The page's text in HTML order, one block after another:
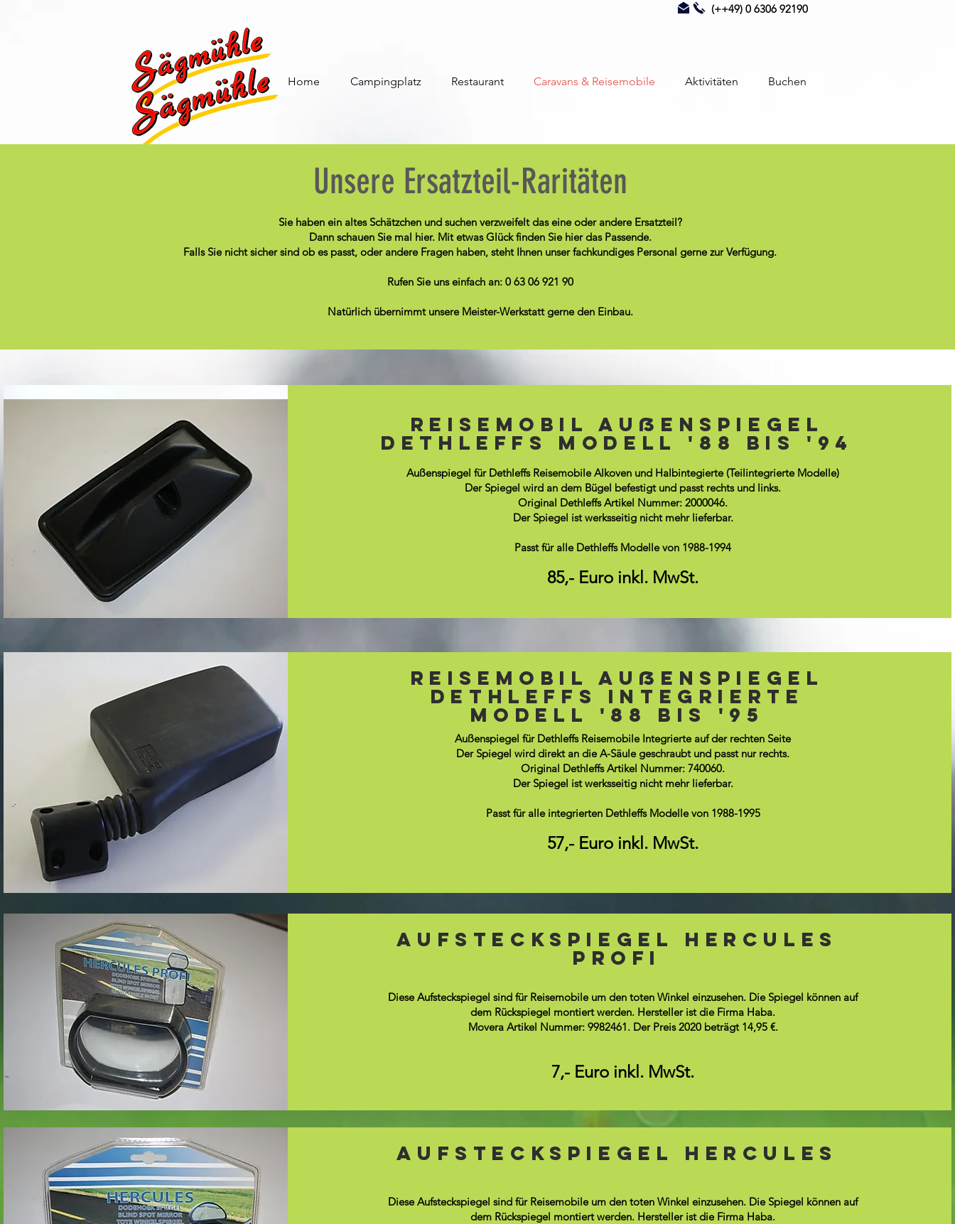
(++49) 0 6306 92190
Home Campingplatz Restaurant Caravans & Reisemobile Aktivitäten Buchen
Unsere Ersatzteil-Raritäten
Sie haben ein altes Schätzchen und suchen verzweifelt das eine oder andere Ersatzteil?
Dann schauen Sie mal hier. Mit etwas Glück finden Sie hier das Passende.
Falls Sie nicht sicher sind ob es passt, oder andere Fragen haben, steht Ihnen unser fachkundiges Personal gerne zur Verfügung.
Rufen Sie uns einfach an: 0 63 06 921 90
Natürlich übernimmt unsere Meister-Werkstatt gerne den Einbau.
300x200mm
Tell your visitors a bit about your services.
Passt für alle Bürstnermodelle von 1980-1990
REisemobil Außenspiegel
Dethleffs Modell '88 bis '94
Außenspiegel für Dethleffs Reisemobile Alkoven und Halbintegierte (Teilintegrierte Modelle)
Der Spiegel wird an dem Bügel befestigt und passt rechts und links.
Original Dethleffs Artikel Nummer: 2000046.
Der Spiegel ist werksseitig nicht mehr lieferbar.
Passt für alle Dethleffs Modelle von 1988-1994
85,- Euro inkl. MwSt.
REisemobil Außenspiegel
Dethleffs Integrierte
Modell '88 bis '95
Außenspiegel für Dethleffs Reisemobile Integrierte auf der rechten Seite
Der Spiegel wird direkt an die A-Säule geschraubt und passt nur rechts.
Original Dethleffs Artikel Nummer: 740060.
Der Spiegel ist werksseitig nicht mehr lieferbar.
Passt für alle integrierten Dethleffs Modelle von 1988-1995
57,- Euro inkl. MwSt.
Aufsteckspiegel Hercules
Profi
Diese Aufsteckspiegel sind für Reisemobile um den toten Winkel einzusehen. Die Spiegel können auf
dem Rückspiegel montiert werden. Hersteller ist die Firma Haba.
Movera Artikel Nummer: 9982461. Der Preis 2020 beträgt 14,95 €.
7,- Euro inkl. MwSt.
Aufsteckspiegel Hercules
Diese Aufsteckspiegel sind für Reisemobile um den toten Winkel einzusehen. Die Spiegel können auf
dem Rückspiegel montiert werden. Hersteller ist die Firma Haba.